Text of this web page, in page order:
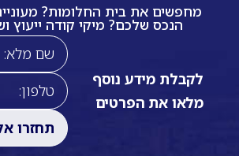
מחפשים את בית החלומות?
הנכס שלכם? מיקי קודה ייעוץ
לקבלת מידע נוסף
מלאו את הפרטים